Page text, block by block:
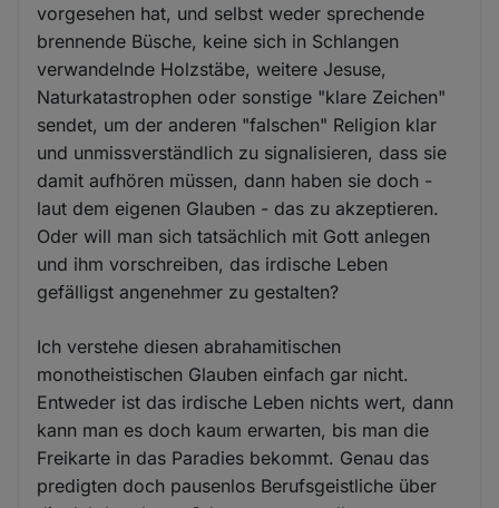
vorgesehen hat, und selbst weder sprechende
brennende Büsche, keine sich in Schlangen
verwandelnde Holzstäbe, weitere Jesuse,
Naturkatastrophen oder sonstige "klare Zeichen"
sendet, um der anderen "falschen" Religion klar
und unmissverständlich zu signalisieren, dass sie
damit aufhören müssen, dann haben sie doch -
laut dem eigenen Glauben - das zu akzeptieren.
Oder will man sich tatsächlich mit Gott anlegen
und ihm vorschreiben, das irdische Leben
gefälligst angenehmer zu gestalten?
Ich verstehe diesen abrahamitischen
monotheistischen Glauben einfach gar nicht.
Entweder ist das irdische Leben nichts wert, dann
kann man es doch kaum erwarten, bis man die
Freikarte in das Paradies bekommt. Genau das
predigten doch pausenlos Berufsgeistliche über